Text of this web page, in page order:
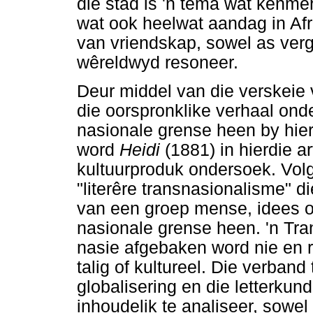
wat ook heelwat aandag in
van vriendskap, sowel as
wêreldwyd resoneer.
Deur middel van die
die oorspronklike verhaal
nasionale grense heen by
word Heidi (1881) in hierdie
kultuurproduk ondersoek.
"literêre transnasionalisme"
van een groep mense, idees
nasionale grense heen. 'n
nasie afgebaken word nie en
talig of kultureel. Die
globalisering en die
inhoudelik te analiseer,